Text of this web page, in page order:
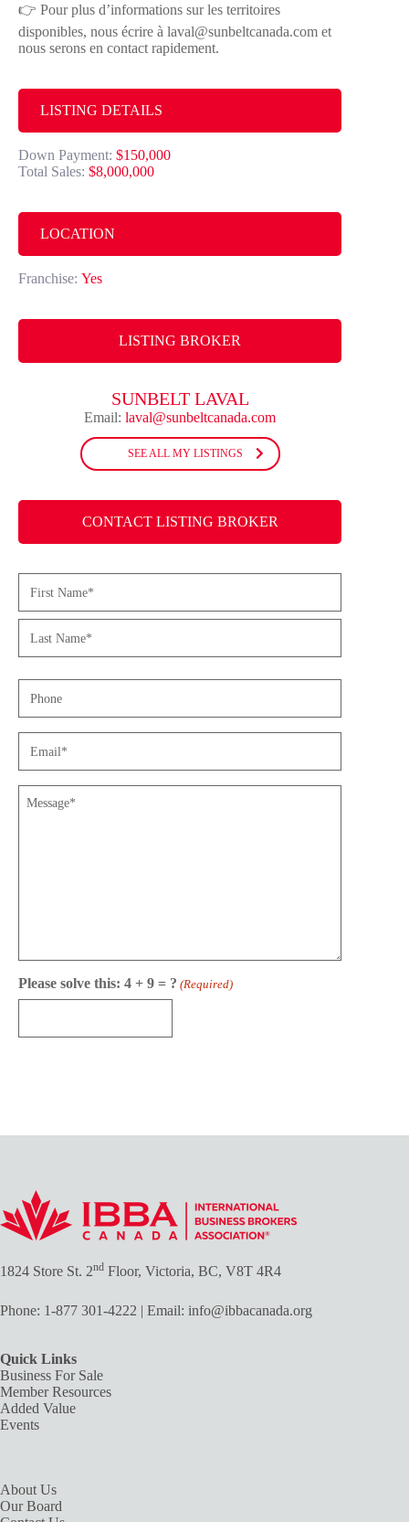
👉 Pour plus d’informations sur les territoires
disponibles, nous écrire à laval@sunbeltcanada.com et
nous serons en contact rapidement.
LISTING DETAILS
Down Payment: $150,000
Total Sales: $8,000,000
LOCATION
Franchise: Yes
LISTING BROKER
SUNBELT LAVAL
Email:laval@sunbeltcanada.com
SEE ALL MY LISTINGS
CONTACT LISTING BROKER
(Required)
First
(Required)
Please solve this: 4 + 9 = ? (Required)
1824 Store St. 2nd Floor, Victoria, BC, V8T 4R4
Phone: 1-877 301-4222 | Email: info@ibbacanada.org
Quick Links
Business For Sale
Member Resources
Added Value
Events
About Us
Our Board